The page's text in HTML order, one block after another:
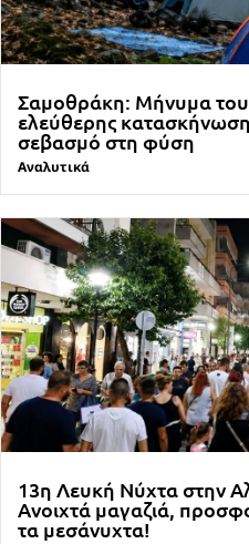
Σαμοθράκη: Μήνυμα
ελεύθερης
σεβασμό στη φύση
Αναλυτικά
13η Λευκή Νύχτα στην
Ανοιχτά μαγαζιά,
τα μεσάνυχτα!